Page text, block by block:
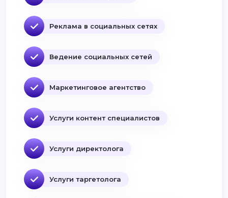
Реклама в социальных сетях
Ведение социальных сетей
Маркетинговое агентство
Услуги контент специалистов
Услуги директолога
Услуги таргетолога